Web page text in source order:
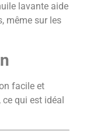
lavante aide
même sur les
facile et
qui est idéal